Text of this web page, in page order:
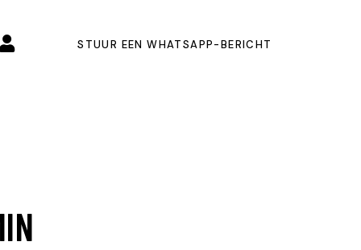
STUUR EEN WHATSAPP-BERICHT